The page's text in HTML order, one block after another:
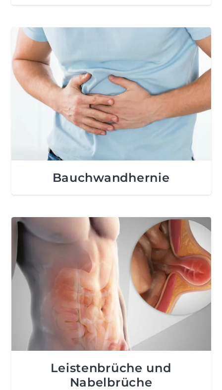
Bauchwandhernie
Leistenbrüche und
Nabelbrüche